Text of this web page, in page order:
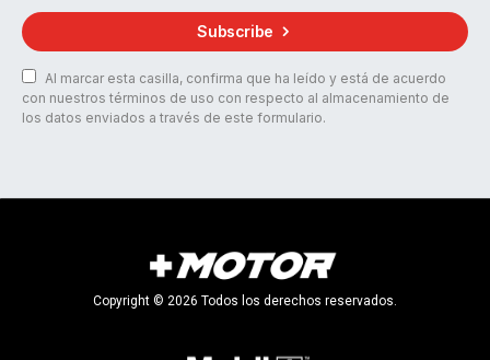
Subscribe
Al marcar esta casilla, confirma que ha leído y está de acuerdo
con nuestros términos de uso con respecto al almacenamiento de
los datos enviados a través de este formulario.
Copyright © 2026 Todos los derechos reservados.